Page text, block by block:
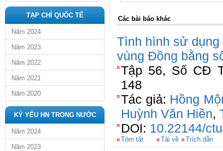
TẠP CHÍ QUỐC TẾ
Năm 2024
Năm 2023
Năm 2022
Năm 2021
Năm 2020
KỶ YẾU HN TRONG NƯỚC
Năm 2024
Năm 2023
Các bài báo khác
Tình hình sử
vùng Đồng bằng
Tập 56, Số CĐ
148
Tác giả: Hồng
Huỳnh Văn Hiền,
DOI: 10.22144/
Tóm tắt Tải về Trích dẫn